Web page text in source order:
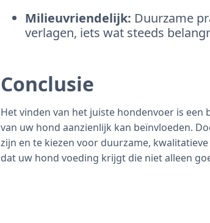
Milieuvriendelijk: Duurzame
verlagen, iets wat steeds
Conclusie
Het vinden van het juiste hondenvoer is
van uw hond aanzienlijk kan beïnvloeden.
zijn en te kiezen voor duurzame,
dat uw hond voeding krijgt die niet alleen